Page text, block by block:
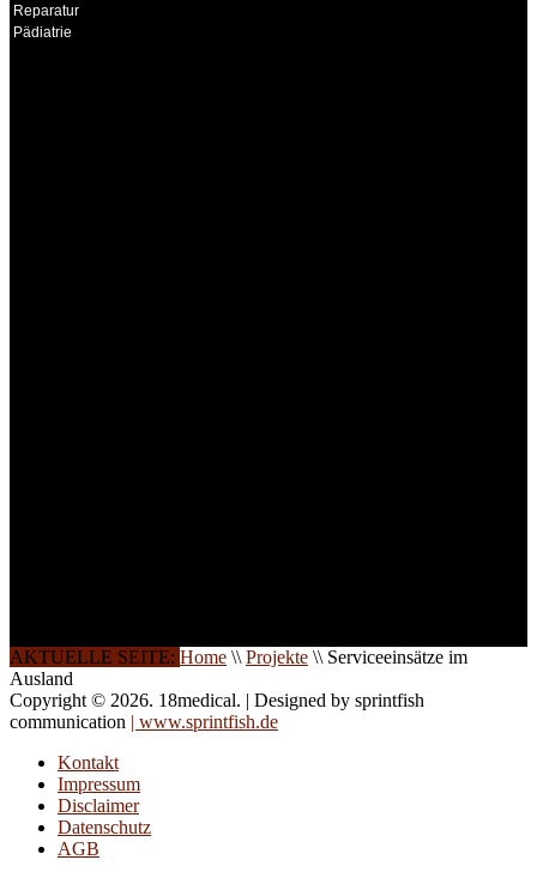
Reparatur
Pädiatrie
AKTUELLE SEITE: Home \\ Projekte \\ Serviceeinsätze im
Ausland
Copyright © 2026. 18medical. | Designed by sprintfish
communication | www.sprintfish.de
Kontakt
Impressum
Disclaimer
Datenschutz
AGB